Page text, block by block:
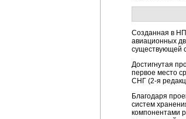
Созданная в
авиационных
существующей
Достигнутая
первое место
СНГ (2-я
Благодаря
систем
компонентами